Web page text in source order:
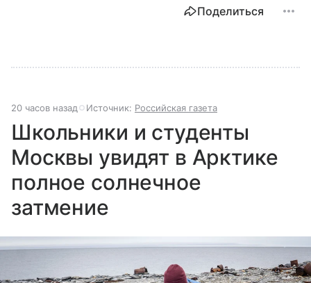
Поделиться
20 часов назад Источник: Российская газета
Школьники и студенты
Москвы увидят в Арктике
полное солнечное
затмение